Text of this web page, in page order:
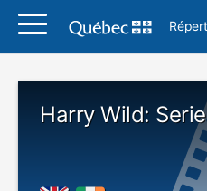
Harry Wild: